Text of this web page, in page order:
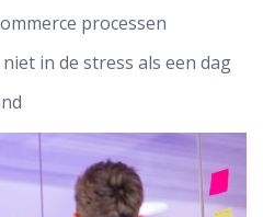
processen
niet in de stress als een dag